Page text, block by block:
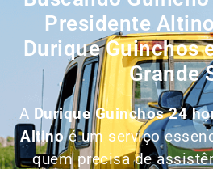
Presidente
Durique Guinchos
Grande
A Durique Guinchos 24
Altinoé um serviço
quem precisa de